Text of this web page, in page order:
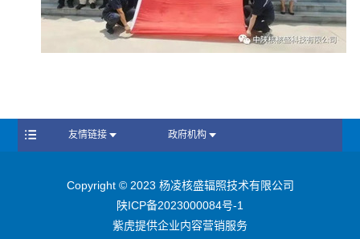
友情链接 政府机构
Copyright © 2023 杨凌核盛辐照技术有限公司
陕ICP备2023000084号-1
紫虎提供企业内容营销服务